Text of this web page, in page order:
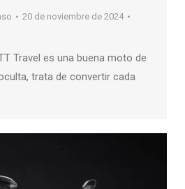
20 de noviembre de 2024
Travel es una buena moto de
trata de convertir cada